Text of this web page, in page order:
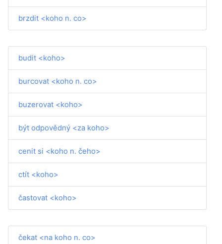
brzdit <koho n. co>
budit <koho>
burcovat <koho n. co>
buzerovat <koho>
být odpovědný <za koho>
cenit si <koho n. čeho>
ctít <koho>
častovat <koho>
čekat <na koho n. co>